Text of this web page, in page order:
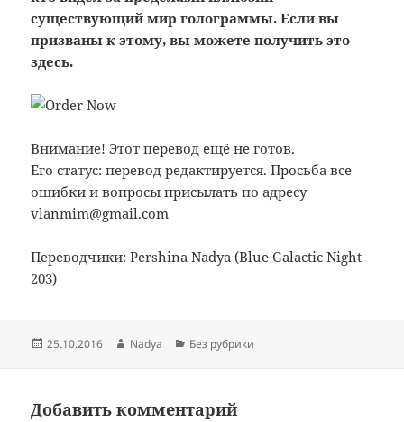
существующий мир голограммы. Если вы
призваны к этому, вы можете получить это
здесь.
Внимание! Этот перевод ещё не готов.
Его статус: перевод редактируется. Просьба все
ошибки и вопросы присылать по адресу
vlanmim@gmail.com
Переводчики: Pershina Nadya (Blue Galactic Night
203)
Опубликовано
25.10.2016 Автор
Nadya Рубрики
Без рубрики
Добавить комментарий